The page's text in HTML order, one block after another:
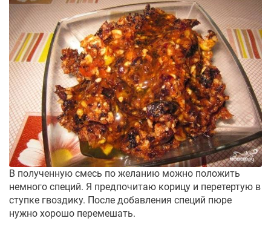
В полученную смесь по желанию можно положить
немного специй. Я предпочитаю корицу и перетертую в
ступке гвоздику. После добавления специй пюре
нужно хорошо перемешать.